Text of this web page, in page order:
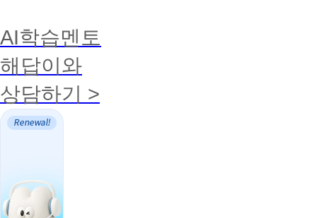
AI학습멘토
해답이와
상담하기 >